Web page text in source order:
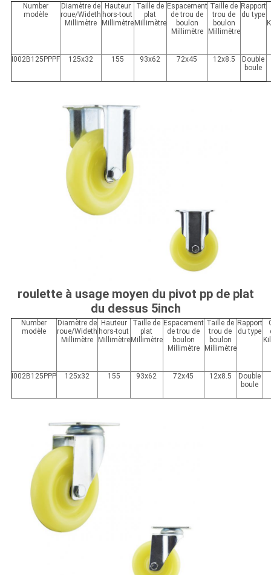
Number
modèle
Diamètre de
roue/Wideth
Millimètre
Hauteur
hors-tout
Millimètre
Taille de
plat
Millimètre
Espacement
de trou de
boulon
Millimètre
Taille de
trou de
boulon
Millimètre
Rapport
du type
I002B125PPPF 125x32 155 93x62 72x45 12x8.5
Double
boule
roulette à usage moyen du pivot pp de plat
du dessus 5inch
Number
modèle
Diamètre de
roue/Wideth
Millimètre
Hauteur
hors-tout
Millimètre
Taille de
plat
Millimètre
Espacement
de trou de
boulon
Millimètre
Taille de
trou de
boulon
Millimètre
Rapport
du type
I002B125PPP 125x32 155 93x62 72x45 12x8.5
Double
boule